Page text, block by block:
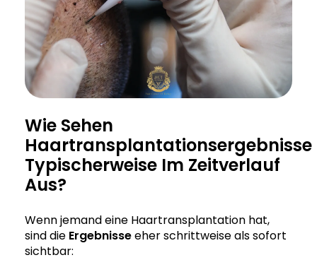
Wie Sehen
Haartransplantationsergebnisse
Typischerweise Im Zeitverlauf
Aus?
Wenn jemand eine Haartransplantation hat,
sind die Ergebnisseeher schrittweise als sofort
sichtbar: